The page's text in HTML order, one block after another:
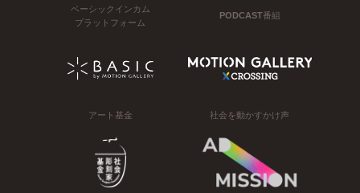
ベーシックインカム
プラットフォーム
PODCAST番組
アート基金 社会を動かすかけ声